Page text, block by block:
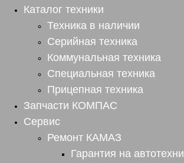
Каталог техники
Техника в наличии
Серийная техника
Коммунальная техника
Специальная техника
Прицепная техника
Запчасти КОМПАС
Сервис
Ремонт КАМАЗ
Гарантия на